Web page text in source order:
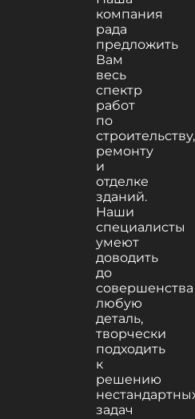
компания
рада
предложить
Вам
весь
спектр
работ
по
строительству,
ремонту
и
отделке
зданий.
Наши
специалисты
умеют
доводить
до
совершенства
любую
деталь,
творчески
подходить
к
решению
задач